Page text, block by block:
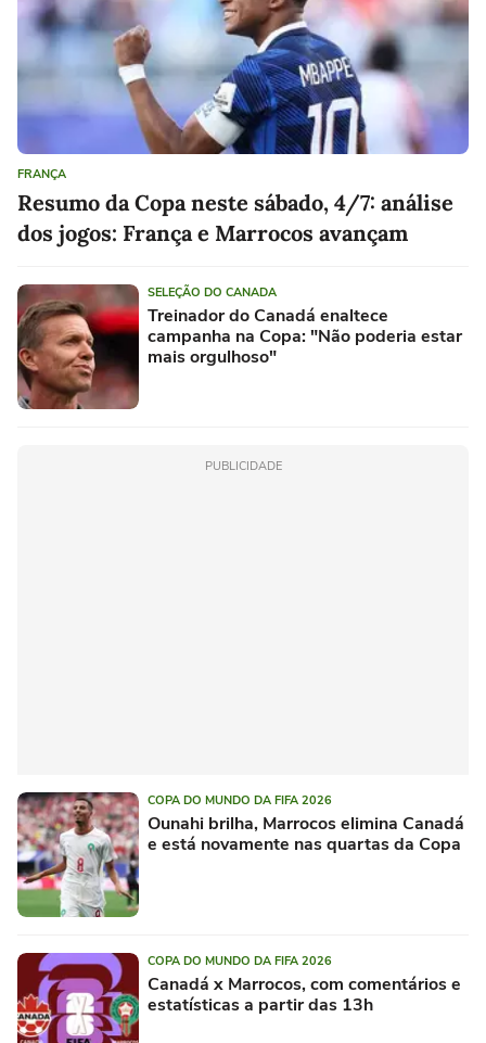
FRANÇA
Resumo da Copa neste sábado, 4/7: análise
dos jogos: França e Marrocos avançam
SELEÇÃO DO CANADA
Treinador do Canadá enaltece
campanha na Copa: "Não poderia estar
mais orgulhoso"
PUBLICIDADE
COPA DO MUNDO DA FIFA 2026
Ounahi brilha, Marrocos elimina Canadá
e está novamente nas quartas da Copa
COPA DO MUNDO DA FIFA 2026
Canadá x Marrocos, com comentários e
estatísticas a partir das 13h